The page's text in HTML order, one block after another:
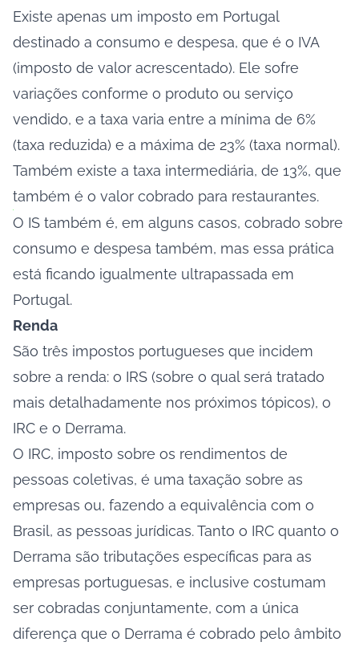
Existe apenas um imposto em Portugal
destinado a consumo e despesa, que é o IVA
(imposto de valor acrescentado). Ele sofre
variações conforme o produto ou serviço
vendido, e a taxa varia entre a mínima de 6%
(taxa reduzida) e a máxima de 23% (taxa normal).
Também existe a taxa intermediária, de 13%, que
também é o valor cobrado para restaurantes.
O IS também é, em alguns casos, cobrado sobre
consumo e despesa também, mas essa prática
está ficando igualmente ultrapassada em
Portugal.
Renda
São três impostos portugueses que incidem
sobre a renda: o IRS (sobre o qual será tratado
mais detalhadamente nos próximos tópicos), o
IRC e o Derrama.
O IRC, imposto sobre os rendimentos de
pessoas coletivas, é uma taxação sobre as
empresas ou, fazendo a equivalência com o
Brasil, as pessoas jurídicas. Tanto o IRC quanto o
Derrama são tributações específicas para as
empresas portuguesas, e inclusive costumam
ser cobradas conjuntamente, com a única
diferença que o Derrama é cobrado pelo âmbito